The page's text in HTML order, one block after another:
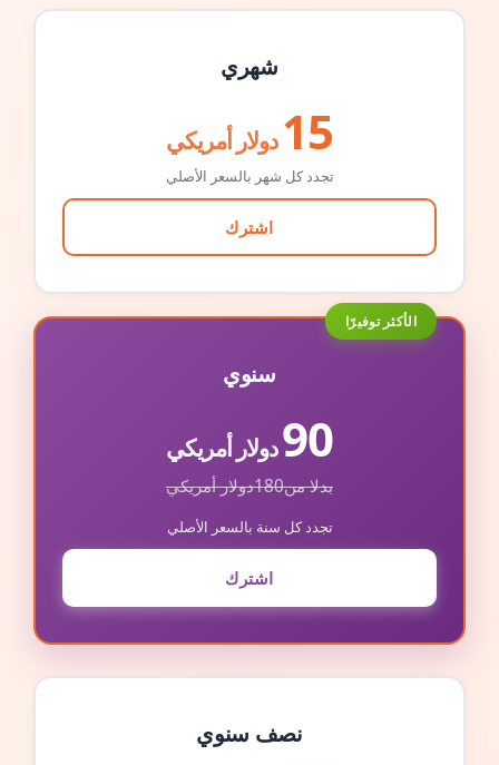
شهري
15 دولار أمريكي
تجدد كل شهر بالسعر الأصلي
اشترك
الأكثر توفيرًا
سنوي
90دولار أمريكي
بدلا من180دولار أمريكي
تجدد كل سنة بالسعر الأصلي
اشترك
نصف سنوي